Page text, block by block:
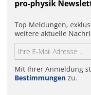
pro-physik
Top Meldungen,
weitere aktuelle
Mit Ihrer Anmeldung
Bestimmungen zu.